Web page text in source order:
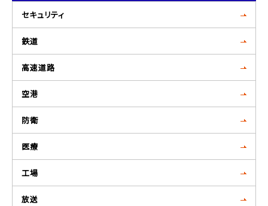
セキュリティ
鉄道
高速道路
空港
防衛
医療
工場
放送